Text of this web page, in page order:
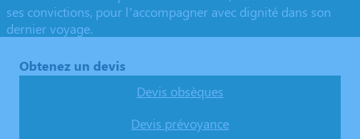
ses convictions, pour l’accompagner avec dignité dans son
dernier voyage.
Obtenez un devis
Devis obsèques
Devis prévoyance